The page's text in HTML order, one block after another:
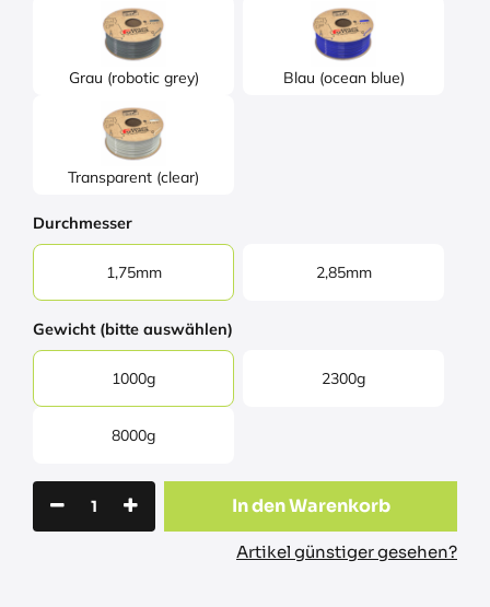
Grau (robotic grey) Blau (ocean blue)
Transparent (clear)
Durchmesser
1,75mm 2,85mm
Gewicht (bitte auswählen)
1000g 2300g
8000g
In den Warenkorb
Artikel günstiger gesehen?